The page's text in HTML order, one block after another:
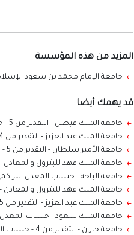
المزيد من هذه المؤسسة
جامعة الإمام محمد بن سعود
قد يهمك أيضا
جامعة الملك فيصل - التقدير من 5 -
جامعة الملك عبد العزيز - التقدير من 4
جامعة الأمير سلطان - التقدير من 5
-
جامعة الملك فهد للبترول والمعادن -
جامعة الباحة - حساب المعدل
جامعة الملك فهد للبترول والمعادن -
جامعة الملك عبد العزيز - التقدير من 5
جامعة الملك سعود - حساب المعدل
جامعة جازان - التقدير من 4
- حساب